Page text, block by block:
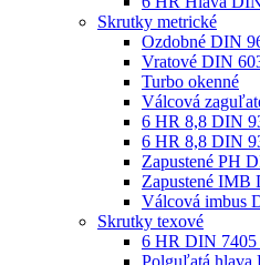
Skrutky metrické
Ozdobné DIN
Vratové DIN
Turbo okenné
Válcová
6 HR 8,8 DIN
6 HR 8,8 DIN
Zapustené PH
Zapustené IMB
Válcová imbus
Skrutky texové
6 HR DIN
Polguľatá hlava